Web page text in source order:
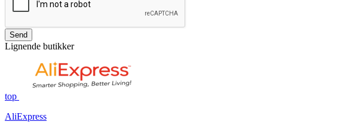
Send
Lignende butikker
top
AliExpress